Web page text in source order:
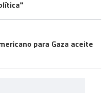
para Gaza aceite